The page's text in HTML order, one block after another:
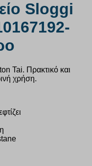
Sloggi
Tai. Πρακτικό και
χρήση.